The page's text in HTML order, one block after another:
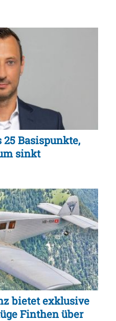
Basispunkte,
sinkt
bietet exklusive
Finthen über